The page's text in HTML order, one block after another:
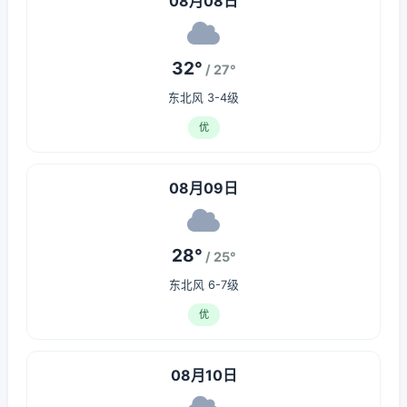
32° / 27°
东北风 3-4级
优
08月09日
28° / 25°
东北风 6-7级
优
08月10日